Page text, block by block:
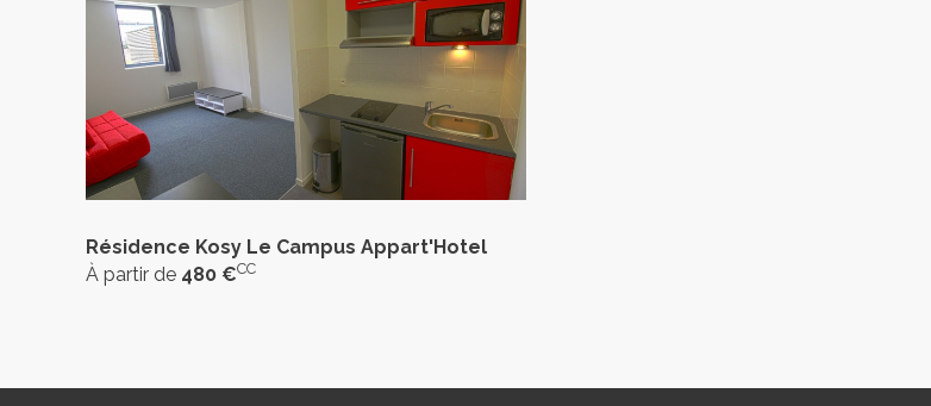
Résidence Kosy Le Campus Appart'Hotel
À partir de 480 €CC